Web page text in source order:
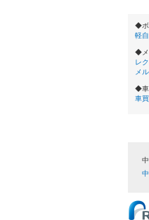
◆ボ
軽
◆メ
レ
メ
◆車
車